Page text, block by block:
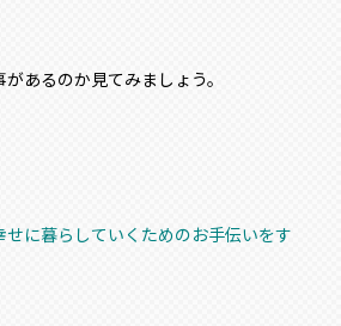
あるのか見てみましょう。
せに暮らしていくためのお手伝いをす